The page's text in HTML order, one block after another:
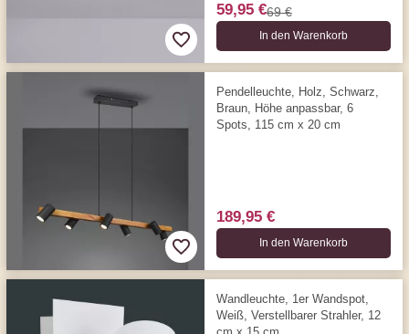
59,95 €69 €
In den Warenkorb
Pendelleuchte, Holz, Schwarz,
Braun, Höhe anpassbar, 6
Spots, 115 cm x 20 cm
189,95 €
In den Warenkorb
Wandleuchte, 1er Wandspot,
Weiß, Verstellbarer Strahler, 12